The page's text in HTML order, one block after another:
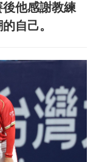
他感謝教練
自己。